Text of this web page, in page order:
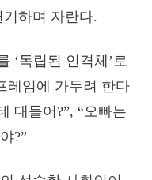
하며 자란다.
‘독립된 인격체’로
레임에 가두려 한다
대들어?”, “오빠는
?”